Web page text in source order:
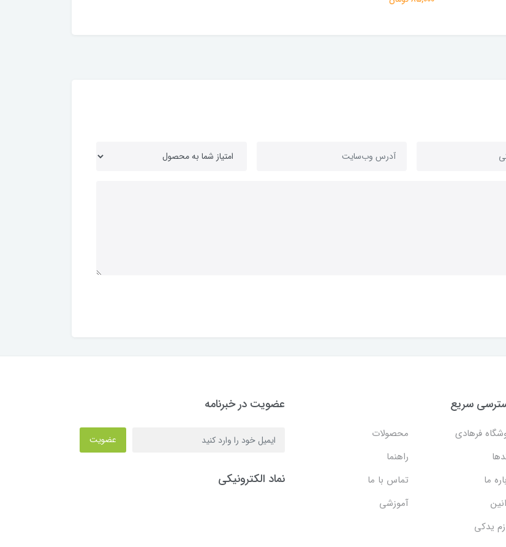
سریع
فرهادی
محصولات
راهنما
ما
تماس با ما
آموزشی
یدکی
عضویت در خبرنامه
عضویت
نماد الکترونیکی